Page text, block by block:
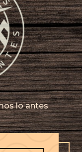
lo antes